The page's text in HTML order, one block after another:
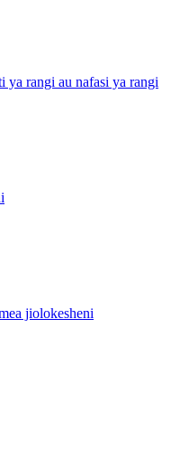
ya rangi au nafasi ya rangi
jiolokesheni